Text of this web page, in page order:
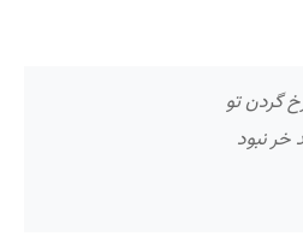
گردن تو
خر نبود